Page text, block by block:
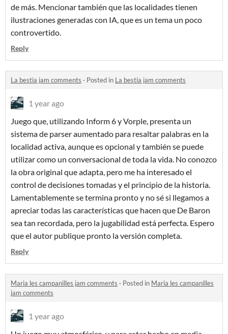
de más. Mencionar también que las localidades tienen
ilustraciones generadas con IA, que es un tema un poco
controvertido.
Reply
La bestia jam comments · Posted in La bestia jam comments
1 year ago
Juego que, utilizando Inform 6 y Vorple, presenta un
sistema de parser aumentado para resaltar palabras en la
localidad activa, aunque es opcional y también se puede
utilizar como un conversacional de toda la vida. No conozco
la obra original que adapta, pero me ha interesado el
control de decisiones tomadas y el principio de la historia.
Lamentablemente se termina pronto y no sé si llegamos a
apreciar todas las características que hacen que De Baron
sea tan recordada, pero la jugabilidad está perfecta. Espero
que el autor publique pronto la versión completa.
Reply
Maria les campanilles jam comments · Posted in Maria les campanilles
jam comments
1 year ago